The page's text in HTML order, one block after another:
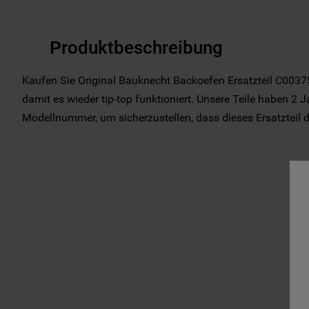
Produktbeschreibung
Kaufen Sie Original Bauknecht Backoefen Ersatzteil
damit es wieder tip-top funktioniert. Unsere Teile haben 2
Modellnummer, um sicherzustellen, dass dieses Ersatzteil